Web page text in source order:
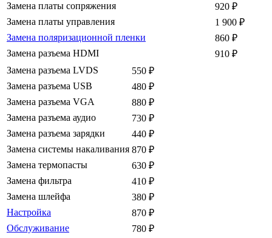
Замена платы сопряжения
920 ₽
Замена платы управления
1 900 ₽
Замена поляризационной пленки
860 ₽
Замена разъема HDMI
910 ₽
Замена разъема LVDS
550 ₽
Замена разъема USB
480 ₽
Замена разъема VGA
880 ₽
Замена разъема аудио
730 ₽
Замена разъема зарядки
440 ₽
Замена системы накаливания 870 ₽
Замена термопасты
630 ₽
Замена фильтра
410 ₽
Замена шлейфа
380 ₽
Настройка
870 ₽
Обслуживание
780 ₽